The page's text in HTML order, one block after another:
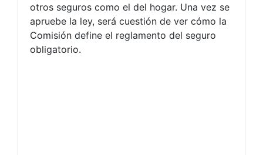
otros seguros como el del hogar. Una vez se
apruebe la ley, será cuestión de ver cómo la
Comisión define el reglamento del seguro
obligatorio.